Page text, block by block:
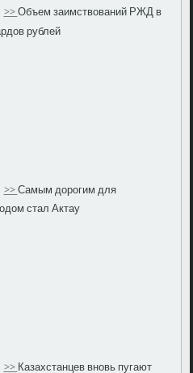
>>Объем заимствований РЖД в
рублей
>>Самым дорогим для
стал Актау
>>Казахстанцев вновь пугают